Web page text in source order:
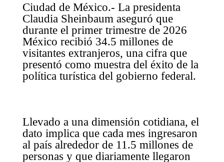
Ciudad de México.- La presidenta
Claudia Sheinbaum aseguró que
durante el primer trimestre de 2026
México recibió 34.5 millones de
visitantes extranjeros, una cifra que
presentó como muestra del éxito de la
política turística del gobierno federal.
Llevado a una dimensión cotidiana, el
dato implica que cada mes ingresaron
al país alrededor de 11.5 millones de
personas y que diariamente llegaron